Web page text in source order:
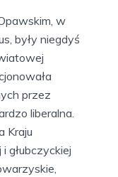
w
były niegdyś
przez
liberalna.
Kraju
głubczyckiej